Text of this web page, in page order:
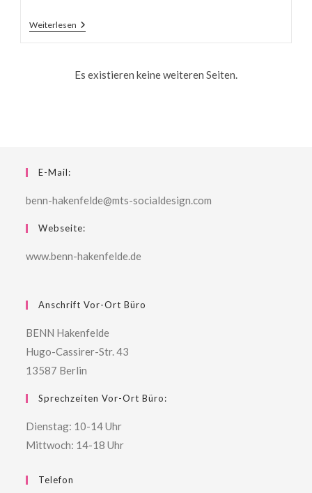
Weiterlesen Workshops
Zu
Hilfe
Bei
Es existieren keine weiteren Seiten.
E-Mail:
benn-hakenfelde@mts-socialdesign.com
Webseite:
www.benn-hakenfelde.de
Anschrift Vor-Ort Büro
BENN Hakenfelde
Hugo-Cassirer-Str. 43
13587 Berlin
Sprechzeiten Vor-Ort Büro:
Dienstag: 10-14 Uhr
Mittwoch: 14-18 Uhr
Telefon